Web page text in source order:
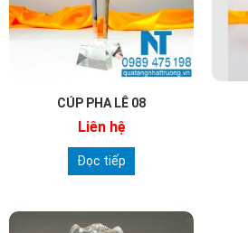
CÚP PHA LÊ 08
Liên hệ
Đọc tiếp